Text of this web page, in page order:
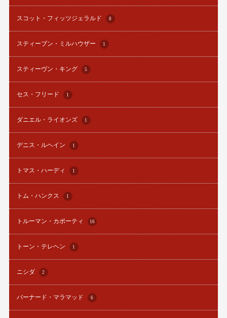
スコット・フィッツジェラルド 8
スティーブン・ミルハウザー 1
スティーヴン・キング 5
セス・フリード 1
ダニエル・ライオンズ 1
デニス・ルヘイン 1
トマス・ハーディ 1
トム・ハンクス 1
トルーマン・カポーティ 16
トーン・テレヘン 1
ニシダ 2
バーナード・マラマッド 6